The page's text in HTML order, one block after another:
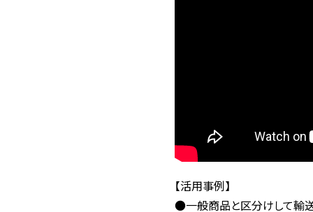
【活用事例】
●一般商品と区分けして輸